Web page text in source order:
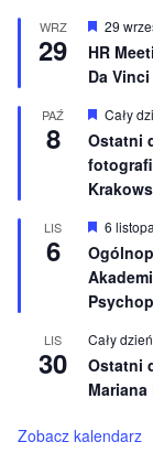
n
i
o
n
WRZ
29
W
y
r
ó
n
o
n
e
29
HR
Da
PAŹ
8
W
r
ó
ż
n
i
o
n
e
Cały
Ostatni
LIS
6
W
r
ó
ż
n
o
n
e
6
LIS
30
Cały dzień
Ostatni
Zobacz kalendarz